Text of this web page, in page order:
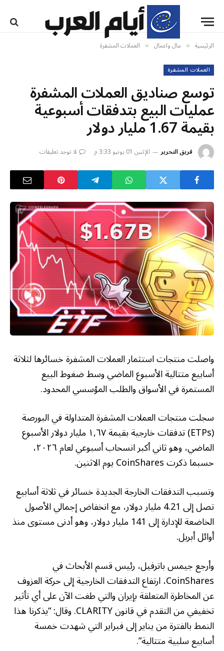
الرئيسية » مال واعمال » العملات المشفرة
العملات المشفرة
توسع صناديق العملات المشفرة
عمليات البيع بتدفقات أسبوعية
بقيمة 1.67 مليار دولار
فريق التحرير الإثنين 01 يونيو 3:33 م لا توجد تعليقات
واصلت منتجات استثمار العملات المشفرة خسائرها لثلاثة
أسابيع متتالية الأسبوع الماضي وسط ضغوط البيع
المستمرة في الأسواق والطلب المؤسسي المحدود.
سجلت منتجات العملات المشفرة المتداولة في البورصة
(ETPs) تدفقات خارجية بقيمة ١,٦٧ مليار دولار الأسبوع
الماضي، وهو ثاني أكبر انسحاب أسبوعي لعام ٢٠٢٦،
حسبما ذكرت CoinShares يوم الاثنين.
وتسبب التدفقات الخارجة الجديدة خسائر في ثلاثة أسابيع
تصل إلى 4.21 مليار دولار، مع انخفاض إجمالي الأصول
الخاضعة للإدارة إلى 141 مليار دولار، وهو أدنى مستوى منذ
أوائل أبريل.
وأرجع جيمس باترفيل، رئيس قسم الأبحاث في
CoinShares، ارتفاع التدفقات الخارجية إلى حركة العزوف
عن المخاطرة المتعلقة بإيران والتي طغت الآن على أي تأثير
تخفيفي من التقدم في قانون CLARITY. وقال: “يذكرنا هذا
النمط بالفترة من يناير إلى فبراير التي شهدت خمسة
أسابيع سلبية متتالية”.